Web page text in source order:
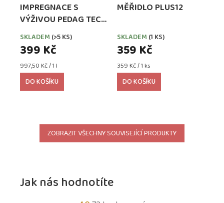
IMPREGNACE S
VÝŽIVOU PEDAG TECH
WATERPROOFER,
EXTRA SILNÁ
SKLADEM (>5 KS)
399 Kč
Měrná
cena:
997,50 Kč / 1 l
DO KOŠÍKU
MĚŘIDLO PLUS12
SKLADEM (1 KS)
359 Kč
Měrná
cena:
359 Kč / 1 ks
DO KOŠÍKU
ZOBRAZIT VŠECHNY SOUVISEJÍCÍ PRODUKTY
Jak nás hodnotíte